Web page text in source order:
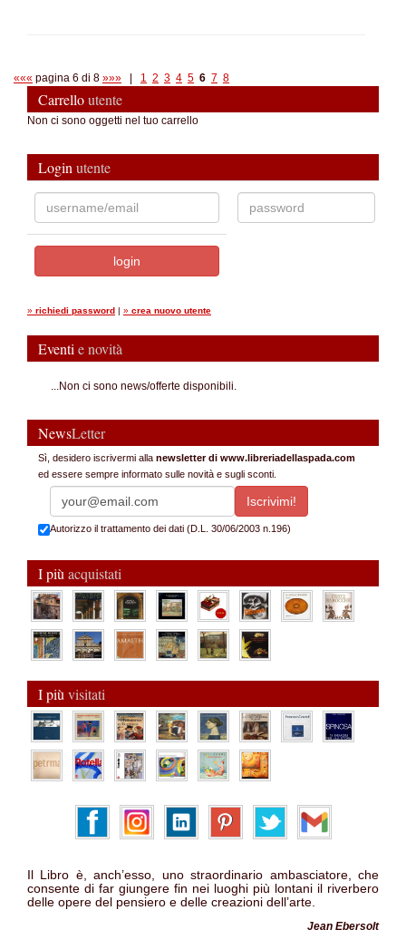
««« pagina 6 di 8 »»» 1 2 3 4 5 6 7 8
Carrelloutente
Non ci sono oggetti nel tuo carrello
Login utente
» richiedi password | » crea nuovo utente
Eventi e novità
...Non ci sono news/offerte disponibili.
NewsLetter
Sì, desidero iscrivermi alla newsletter di www.libreriadellaspada.com
ed essere sempre informato sulle novità e sugli sconti.
Autorizzo il trattamento dei dati (D.L. 30/06/2003 n.196)
I più acquistati
I più visitati
Il Libro è, anch’esso, uno straordinario ambasciatore, che
consente di far giungere fin nei luoghi più lontani il riverbero
delle opere del pensiero e delle creazioni dell’arte.
Jean Ebersolt